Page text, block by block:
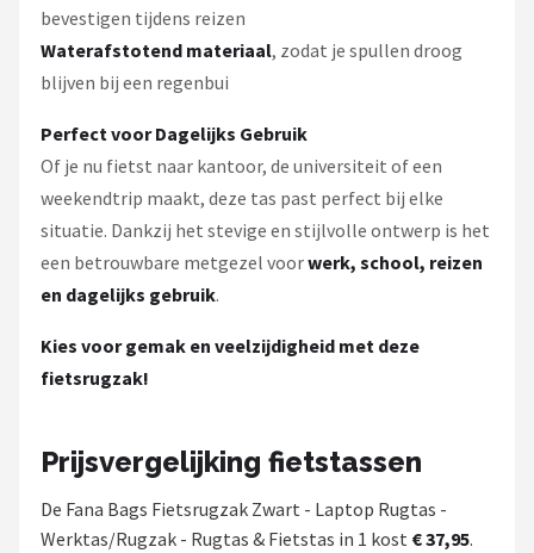
bevestigen tijdens reizen
Waterafstotend materiaal, zodat je spullen droog
blijven bij een regenbui
Perfect voor Dagelijks Gebruik
Of je nu fietst naar kantoor, de universiteit of een
weekendtrip maakt, deze tas past perfect bij elke
situatie. Dankzij het stevige en stijlvolle ontwerp is het
een betrouwbare metgezel voorwerk, school, reizen
en dagelijks gebruik.
Kies voor gemak en veelzijdigheid met deze
fietsrugzak!
Prijsvergelijking fietstassen
De Fana Bags Fietsrugzak Zwart - Laptop Rugtas -
Werktas/Rugzak - Rugtas & Fietstas in 1 kost € 37,95.